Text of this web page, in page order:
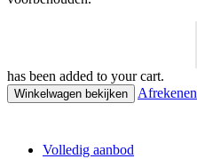
has been added to your cart.
Winkelwagen bekijken Afrekenen
Volledig aanbod